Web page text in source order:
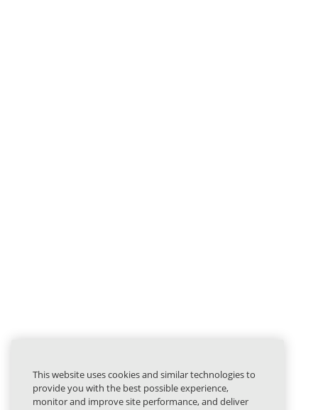
This website uses cookies and similar technologies to
provide you with the best possible experience,
monitor and improve site performance, and deliver